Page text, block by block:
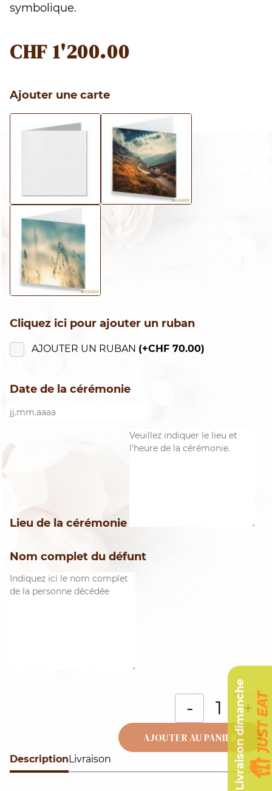
DescriptionLivraison
symbolique.
CHF 1'200.00
Ajouter une carte
Cliquez ici pour ajouter un ruban
AJOUTER UN RUBAN (+CHF 70.00)
Date de la cérémonie
Lieu de la cérémonie
Nom complet du défunt
- +
AJOUTER AU PANIER
Alternative:
Livraison dimanche